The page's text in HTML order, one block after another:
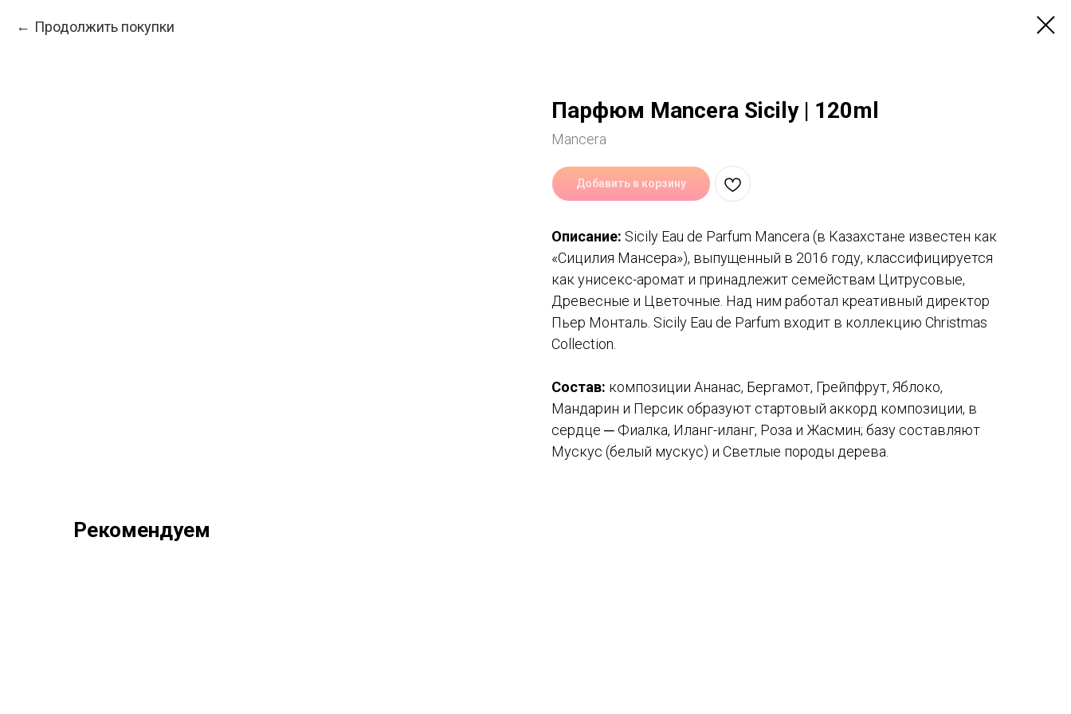
Продолжить покупки
Парфюм Mancera Sicily | 120ml
Mancera
Добавить в корзину
Описание: Sicily Eau de Parfum Mancera (в Казахстане известен как
«Сицилия Мансера»), выпущенный в 2016 году, классифицируется
как унисекс-аромат и принадлежит семействам Цитрусовые,
Древесные и Цветочные. Над ним работал креативный директор
Пьер Монталь. Sicily Eau de Parfum входит в коллекцию Christmas
Collection.
Состав: композиции Ананас, Бергамот, Грейпфрут, Яблоко,
Мандарин и Персик образуют стартовый аккорд композиции, в
сердце ─ Фиалка, Иланг-иланг, Роза и Жасмин; базу составляют
Мускус (белый мускус) и Светлые породы дерева.
Рекомендуем